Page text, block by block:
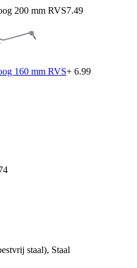
200 mm RVS7.49
160 mm RVS+ 6.99
staal), Staal